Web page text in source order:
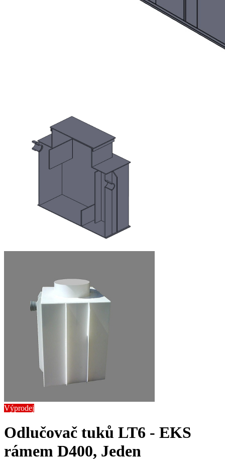
Výprodej
Odlučovač tuků LT6 - EKS
rámem D400, Jeden